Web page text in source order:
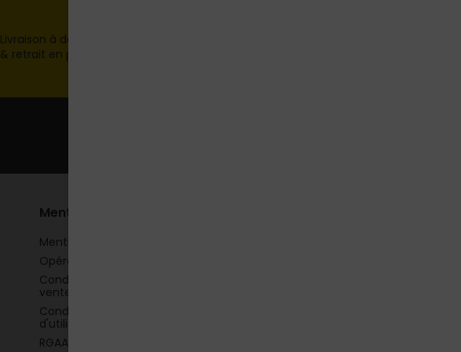
Livraison à domicile
& retrait en point de vente
Mentions
Mentions légales
Opération commerciale
Conditions générales de
vente
Conditions générales
d'utilisation
RGAA